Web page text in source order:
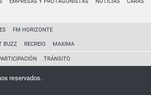
FM HORIZONTE
BUZZ RECREIO MAXIMA
TRÁNSITO
reservados.